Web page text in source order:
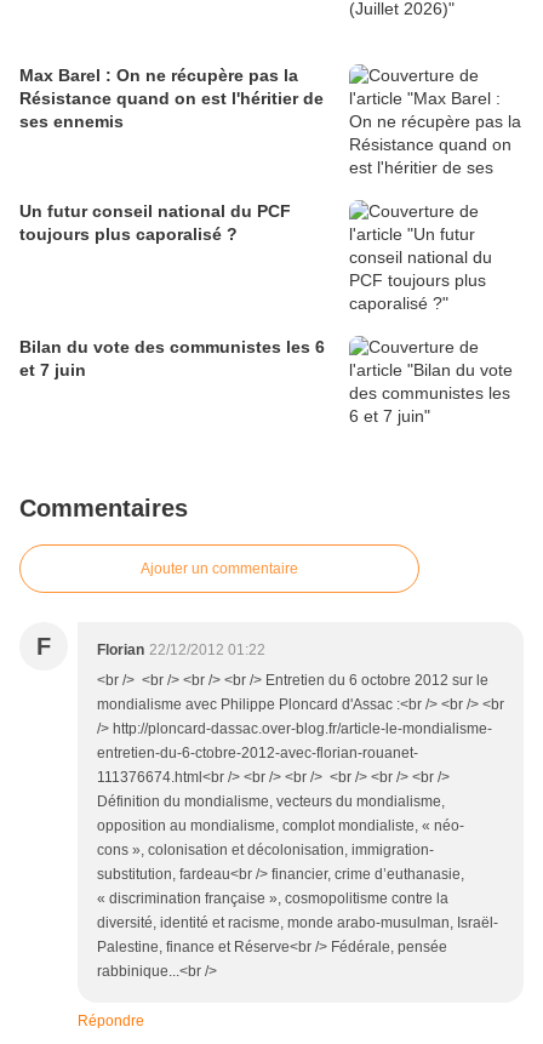
Max Barel : On ne récupère pas la
Résistance quand on est l'héritier de
ses ennemis
Un futur conseil national du PCF
toujours plus caporalisé ?
Bilan du vote des communistes les 6
et 7 juin
Commentaires
Ajouter un commentaire
F Florian 22/12/2012 01:22
<br /> <br /> <br /> <br /> Entretien du 6 octobre 2012 sur le
mondialisme avec Philippe Ploncard d'Assac :<br /> <br /> <br
/> http://ploncard-dassac.over-blog.fr/article-le-mondialisme-
entretien-du-6-ctobre-2012-avec-florian-rouanet-
111376674.html<br /> <br /> <br /> <br /> <br /> <br />
Définition du mondialisme, vecteurs du mondialisme,
opposition au mondialisme, complot mondialiste, « néo-
cons », colonisation et décolonisation, immigration-
substitution, fardeau<br /> financier, crime d’euthanasie,
« discrimination française », cosmopolitisme contre la
diversité, identité et racisme, monde arabo-musulman, Israël-
Palestine, finance et Réserve<br /> Fédérale, pensée
rabbinique...<br />
Répondre